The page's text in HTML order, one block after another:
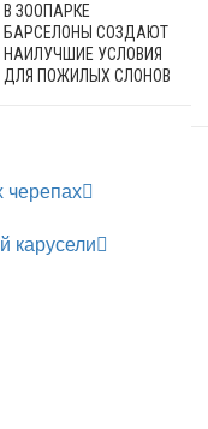
В ЗООПАРКЕ
БАРСЕЛОНЫ СОЗДАЮТ
НАИЛУЧШИЕ УСЛОВИЯ
ДЛЯ ПОЖИЛЫХ СЛОНОВ
черепах
карусели